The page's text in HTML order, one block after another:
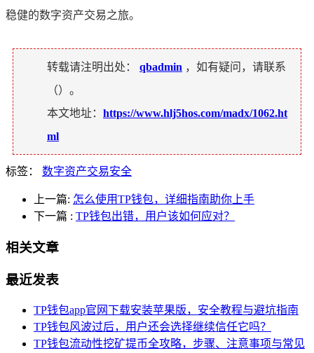
稳健的数字资产交易之旅。
转载请注明出处： qbadmin ，如有疑问，请联系
（）。
本文地址： https://www.hlj5hos.com/madx/1062.ht
ml
标签： 数字资产交易安全
上一篇: 怎么使用TP钱包，详细指南助你上手
下一篇 : TP钱包出错，用户该如何应对？
相关文章
最近发表
TP钱包app官网下载安装苹果版，安全教程与避坑指南
TP钱包风波过后，用户还会选择继续信任它吗？
TP钱包流动性挖矿提币全攻略，步骤、注意事项与常见